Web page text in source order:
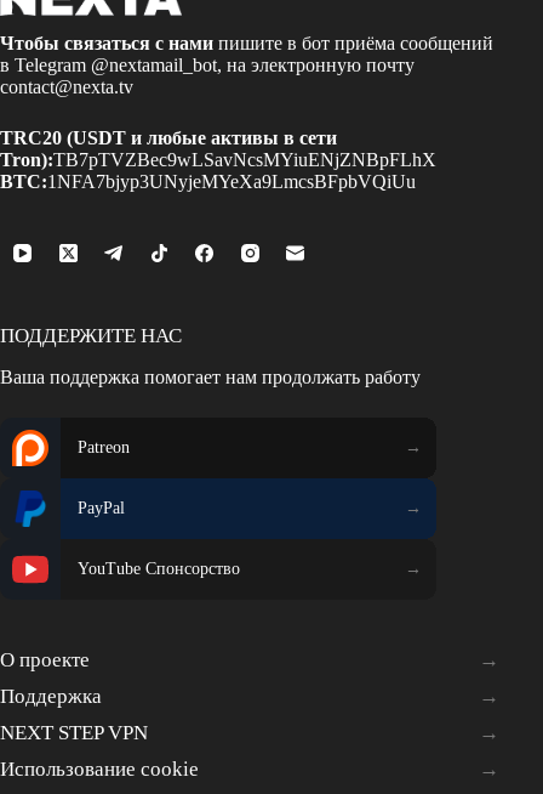
Чтобы связаться с нами пишите в бот приёма сообщений
в Telegram @nextamail_bot, на электронную почту
contact@nexta.tv
TRC20 (USDT и любые активы в сети
Tron):TB7pTVZBec9wLSavNcsMYiuENjZNBpFLhX
BTC:1NFA7bjyp3UNyjeMYeXa9LmcsBFpbVQiUu
ПОДДЕРЖИТЕ НАС
Ваша поддержка помогает нам продолжать работу
Patreon
PayPal
YouTube Спонсорство
О проекте
Поддержка
NEXT STEP VPN
Использование cookie